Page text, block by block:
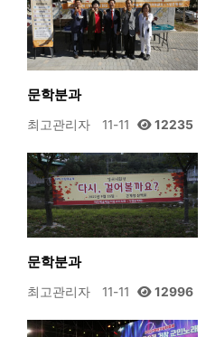
문학분과
최고관리자 11-11 12235
문학분과
최고관리자 11-11 12996